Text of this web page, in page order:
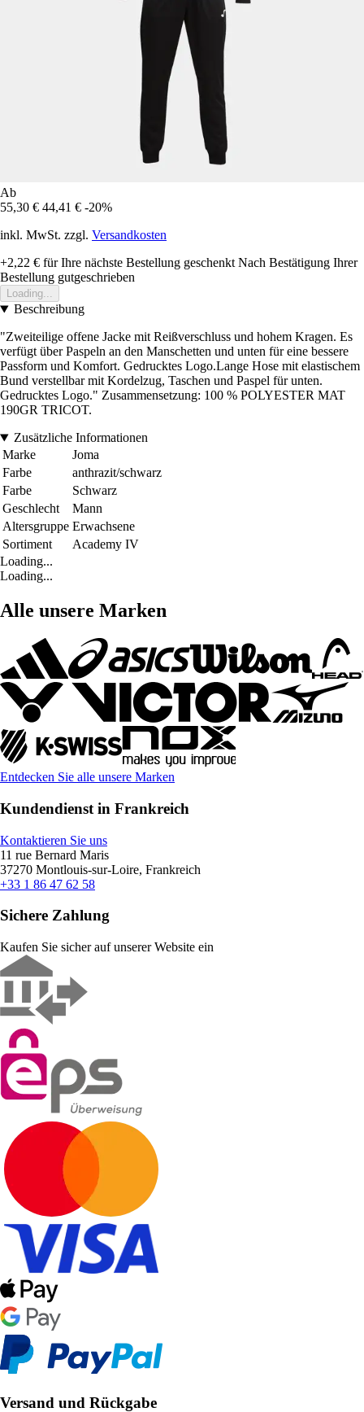
Ab
55,30 € 44,41 € -20%
inkl. MwSt. zzgl. Versandkosten
+2,22 € für Ihre nächste Bestellung geschenkt Nach Bestätigung Ihrer
Bestellung gutgeschrieben
Loading...
Beschreibung
"Zweiteilige offene Jacke mit Reißverschluss und hohem Kragen. Es
verfügt über Paspeln an den Manschetten und unten für eine bessere
Passform und Komfort. Gedrucktes Logo.Lange Hose mit elastischem
Bund verstellbar mit Kordelzug, Taschen und Paspel für unten.
Gedrucktes Logo." Zusammensetzung: 100 % POLYESTER MAT
190GR TRICOT.
Zusätzliche Informationen
Marke
Joma
Farbe
anthrazit/schwarz
Farbe
Schwarz
Geschlecht
Mann
Altersgruppe Erwachsene
Sortiment
Academy IV
Loading...
Loading...
Alle unsere Marken
Entdecken Sie alle unsere Marken
Kundendienst in Frankreich
Kontaktieren Sie uns
11 rue Bernard Maris
37270 Montlouis-sur-Loire, Frankreich
+33 1 86 47 62 58
Sichere Zahlung
Kaufen Sie sicher auf unserer Website ein
Versand und Rückgabe